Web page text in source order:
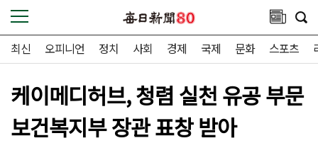
최신 오피니언 정치 사회 경제 국제 문화 스포츠
케이메디허브, 청렴 실천 유공 부문
보건복지부 장관 표창 받아